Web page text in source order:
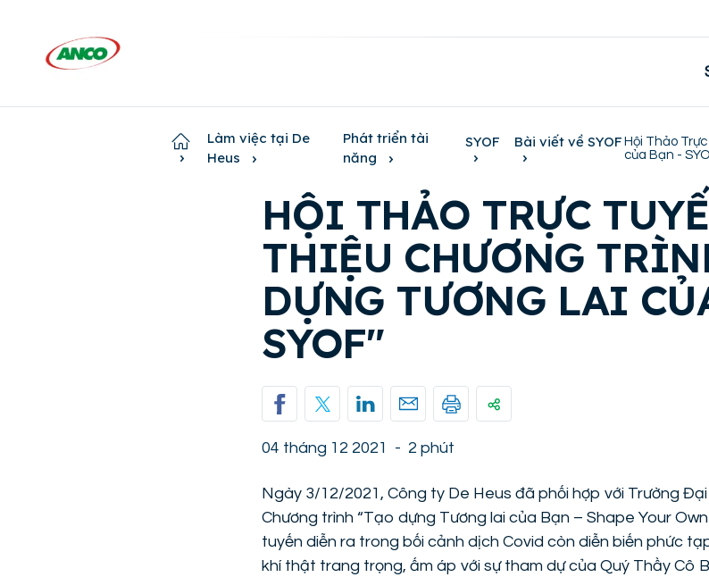
HomeLàm việc tại De
Heus
Phát triển tài
năng
SYOF Bài viết về SYOF Hội Thảo
của Bạn -
HỘI THẢO TRỰC
THIỆU CHƯƠNG
DỰNG TƯƠNG LAI
SYOF"
04 tháng 12 2021 - 2 phút
Ngày 3/12/2021, Công ty De Heus đã phối hợp với Trường
Chương trình “Tạo dựng Tương lai của Bạn – Shape Your Own
tuyến diễn ra trong bối cảnh dịch Covid còn diễn biến phức
khí thật trang trọng, ấm áp với sự tham dự của Quý Thầy Cô